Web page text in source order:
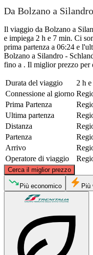
Da Bolzano a
Il viaggio da Bolzano a
e impiega 2 h e 7 min. Ci
prima partenza a 06:24 e
Bolzano a Silandro -
fino a . Il miglior prezzo per
Durata del viaggio
2 h
Connessione al giorno
Prima Partenza
Ultima partenza
Distanza
Partenza
Arrivo
Operatore di viaggio
Cerca il miglior prezzo
Schlanders
Più economico Più